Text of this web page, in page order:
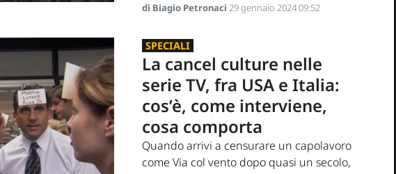
di Biagio Petronaci 29 gennaio 2024 09:52
SPECIALI
La cancel culture nelle
serie TV, fra USA e Italia:
cos’è, come interviene,
cosa comporta
Quando arrivi a censurare un capolavoro
come Via col vento dopo quasi un secolo,